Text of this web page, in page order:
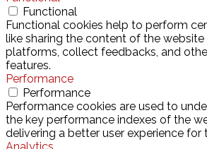
Functional
Functional cookies help to perform
like sharing the content of the
platforms, collect feedbacks, and
features.
Performance
Performance
Performance cookies are used to
the key performance indexes of the
delivering a better user experience for
Analytics